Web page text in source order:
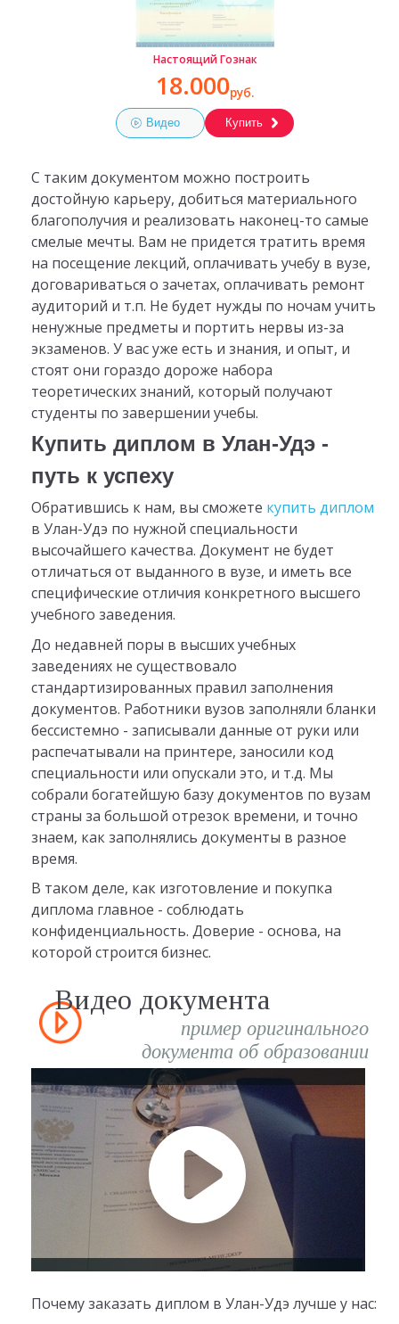
Настоящий Гознак
18.000руб.
Видео Купить
С таким документом можно построить
достойную карьеру, добиться материального
благополучия и реализовать наконец-то самые
смелые мечты. Вам не придется тратить время
на посещение лекций, оплачивать учебу в вузе,
договариваться о зачетах, оплачивать ремонт
аудиторий и т.п. Не будет нужды по ночам учить
ненужные предметы и портить нервы из-за
экзаменов. У вас уже есть и знания, и опыт, и
стоят они гораздо дороже набора
теоретических знаний, который получают
студенты по завершении учебы.
Купить диплом в Улан-Удэ -
путь к успеху
Обратившись к нам, вы сможете купить диплом
в Улан-Удэ по нужной специальности
высочайшего качества. Документ не будет
отличаться от выданного в вузе, и иметь все
специфические отличия конкретного высшего
учебного заведения.
До недавней поры в высших учебных
заведениях не существовало
стандартизированных правил заполнения
документов. Работники вузов заполняли бланки
бессистемно - записывали данные от руки или
распечатывали на принтере, заносили код
специальности или опускали это, и т.д. Мы
собрали богатейшую базу документов по вузам
страны за большой отрезок времени, и точно
знаем, как заполнялись документы в разное
время.
В таком деле, как изготовление и покупка
диплома главное - соблюдать
конфиденциальность. Доверие - основа, на
которой строится бизнес.
Видео документа
пример оригинального
документа об образовании
Почему заказать диплом в Улан-Удэ лучше у нас: